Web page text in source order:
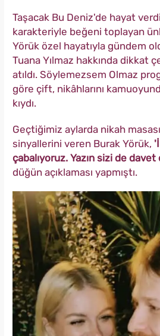
Taşacak Bu Deniz'de hayat
karakteriyle beğeni toplayan
Yörük özel hayatıyla gündem
Tuana Yılmaz hakkında dikkat
atıldı. Söylemezsem Olmaz
göre çift, nikâhlarını
kıydı.
Geçtiğimiz aylarda nikah
sinyallerini veren Burak Yörük,
çabalıyoruz. Yazın sizi de
düğün açıklaması yapmıştı.